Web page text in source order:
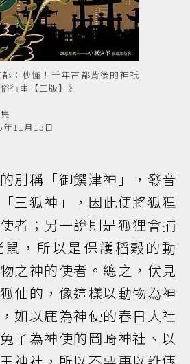
：秒懂！千年古都背後的神祇
行事【二版】》
11月13日
別稱「御饌津神」，發音
三狐神」，因此便將狐狸
者；另一說則是狐狸會捕
，所以是保護稻穀的動
之神的使者。總之，伏見
仙的，像這樣以動物為神
如以鹿為神使的春日大社
子為神使的岡崎神社、以